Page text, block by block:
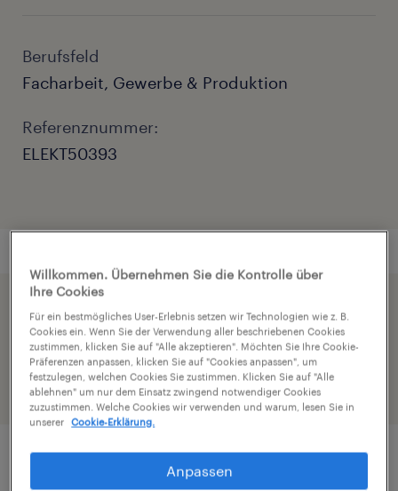
Berufsfeld
Facharbeit, Gewerbe & Produktion
Referenznummer:
ELEKT50393
Beschleunige die Bewerbung indem du dein
Profil teilst
Job Details
Willkommen. Übernehmen Sie die Kontrolle über
Ihre Cookies
Für ein bestmögliches User-Erlebnis setzen wir Technologien wie z. B.
Cookies ein. Wenn Sie der Verwendung aller beschriebenen Cookies
zustimmen, klicken Sie auf "Alle akzeptieren". Möchten Sie Ihre Cookie-
Präferenzen anpassen, klicken Sie auf "Cookies anpassen", um
festzulegen, welchen Cookies Sie zustimmen. Klicken Sie auf "Alle
ablehnen" um nur dem Einsatz zwingend notwendiger Cookies
zuzustimmen. Welche Cookies wir verwenden und warum, lesen Sie in
unserer
Cookie-Erklärung.
Anpassen